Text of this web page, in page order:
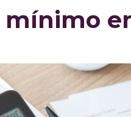
mínimo